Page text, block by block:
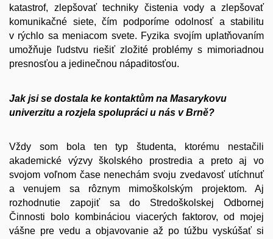
katastrof, zlepšovať techniky čistenia vody a zlepšovať
komunikačné siete, čím podporíme odolnosť a stabilitu
v rýchlo sa meniacom svete. Fyzika svojím uplatňovaním
umožňuje ľudstvu riešiť zložité problémy s mimoriadnou
presnosťou a jedinečnou nápaditosťou.
Jak jsi se dostala ke kontaktům na Masarykovu
univerzitu a rozjela spolupráci u nás v Brně?
Vždy som bola ten typ študenta, ktorému nestačili
akademické výzvy školského prostredia a preto aj vo
svojom voľnom čase nenechám svoju zvedavosť utíchnuť
a venujem sa rôznym mimoškolským projektom. Aj
rozhodnutie zapojiť sa do Stredoškolskej Odbornej
Činnosti bolo kombináciou viacerých faktorov, od mojej
vášne pre vedu a objavovanie až po túžbu vyskúšať si